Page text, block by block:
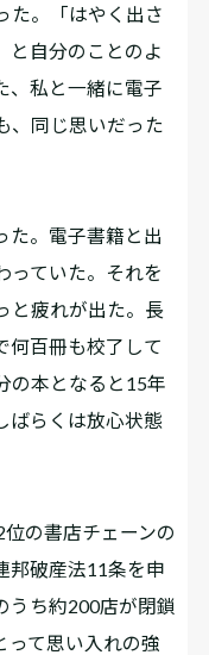
た。「はやく出さ
と自分のことのよ
、私と一緒に電子
、同じ思いだった
。電子書籍と出
っていた。それを
と疲れが出た。長
何百冊も校了して
の本となると15年
ばらくは放心状態
の書店チェーンの
邦破産法11条を申
うち約200店が閉鎖
って思い入れの強